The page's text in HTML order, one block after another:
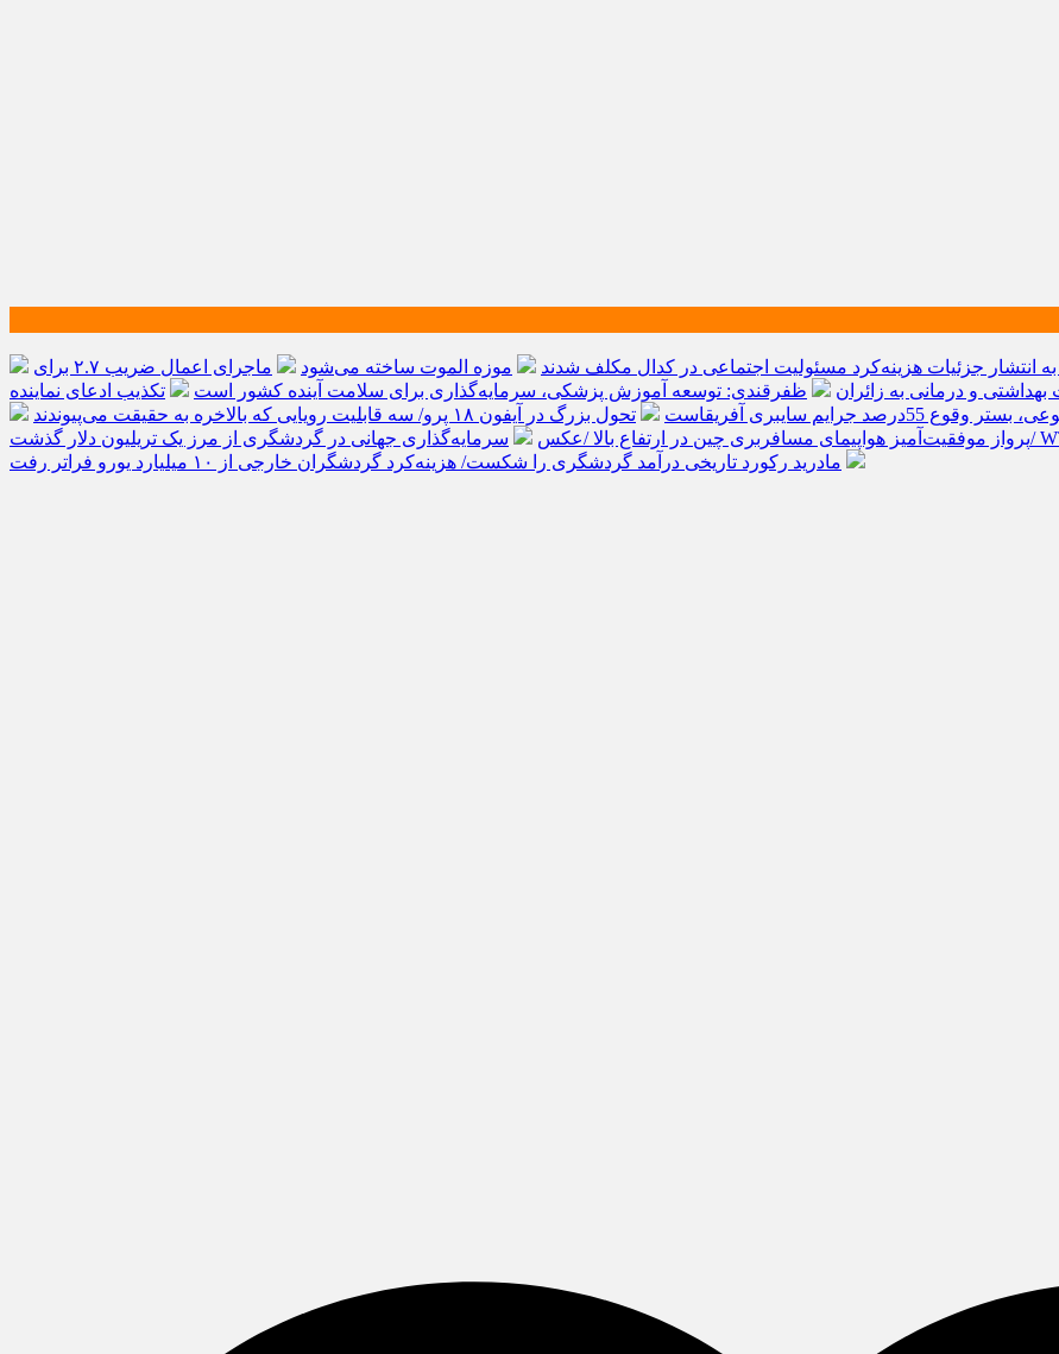
انتشار جزئیات هزینه‌کرد مسئولیت اجتماعی در کدال مکلف شدند موزه الموت ساخته می‌شود
ماجرای اعمال ضریب ۲.۷ برای
ظفرقندی: توسعه آموزش پزشکی، سرمایه‌گذاری برای سلامت آینده کشور است
تکذیب ادعای نماینده
55درصد جرایم سایبری آفریقاست
تحول بزرگ در آیفون ۱۸ پرو/ سه قابلیت رویایی که بالاخره به حقیقت می‌پیوندند
پرواز موفقیت‌آمیز هواپیمای مسافربری چین در ارتفاع بالا /عکس
مادرید رکورد تاریخی درآمد گردشگری را شکست/ هزینه‌کرد گردشگران خارجی از ۱۰ میلیارد یورو فراتر رفت